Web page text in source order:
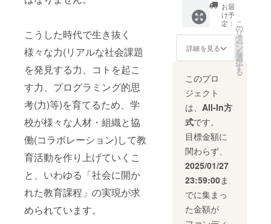
こうした時代で生き抜く
様々な力(リアルな社会課題
を発見する力、コトを起こ
す力、プログラミング的思
考(力)等)を育てるため、学
校が様々な人材・組織と協
働(コラボレーション)して教
育活動を作り上げていくこ
と、いわゆる「社会に開か
れた教育課程」の実現が求
められています。
す。お届
け予
定：
詳細を見る
こ
の
リ
タ
ー
ン
を
選
択
す
る
このプロ
ジェクト
は、 All-In方
式です。
目標金額に
関わらず、
2025/01/27
23:59:00ま
でに集まっ
た金額が